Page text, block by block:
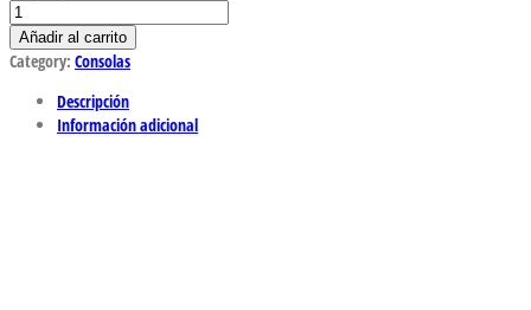
Añadir al carrito
Category: Consolas
Descripción
Información adicional